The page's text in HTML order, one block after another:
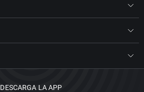
DESCARGA LA APP